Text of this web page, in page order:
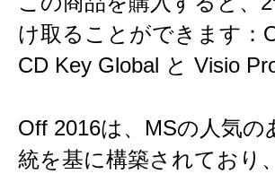
け取ることができます：
CD Key Global と Visio
Off 2016は、MSの人気
統を基に構築されており